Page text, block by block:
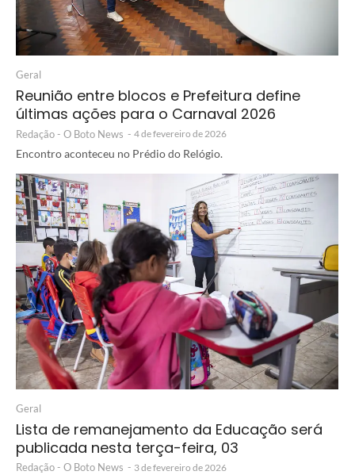
Geral
Reunião entre blocos e Prefeitura define
últimas ações para o Carnaval 2026
Redação - O Boto News - 4 de fevereiro de 2026
Encontro aconteceu no Prédio do Relógio.
Geral
Lista de remanejamento da Educação será
publicada nesta terça-feira, 03
Redação - O Boto News - 3 de fevereiro de 2026